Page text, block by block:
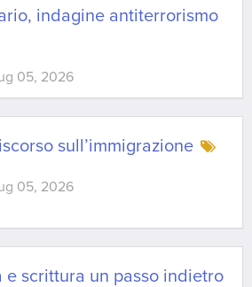
indagine antiterrorismo
05, 2026
sull’immigrazione
05, 2026
e scrittura un passo indietro